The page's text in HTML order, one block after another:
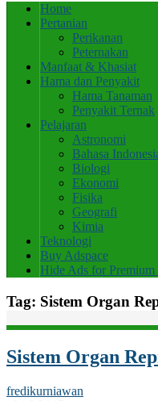
Home
Pertanian
Perikanan
Peternakan
Manfaat & Khasiat
Hama dan Penyakit
Hama Tanaman
Penyakit Ternak
Pelajaran
Astronomi
Bahasa
Biologi
Ekonomi
Fisika
Geografi
Kimia
Teknologi
Buy Adspace
Hide Ads for Premium
Tag: Sistem Organ
Sistem Organ
fredikurniawan